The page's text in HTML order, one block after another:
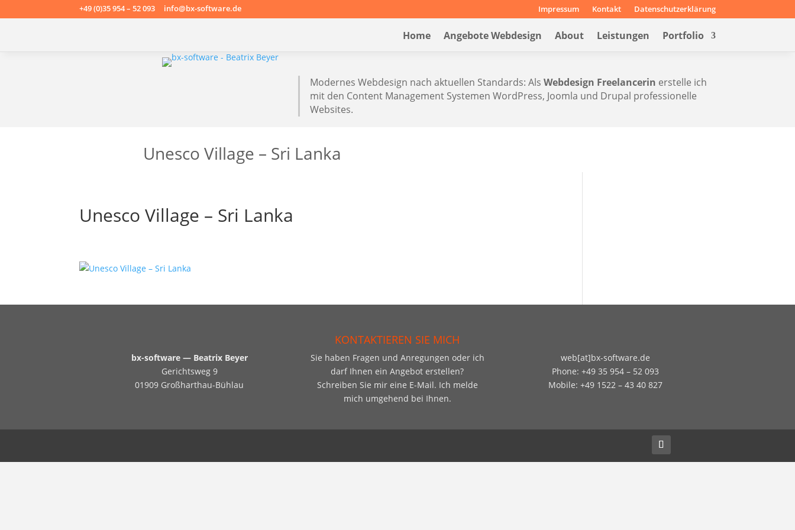
+49 (0)35 954 – 52 093 info@bx-software.de Impressum Kontakt Datenschutzerklärung
Home Angebote Webdesign About Leistungen Portfolio
Modernes Webdesign nach aktuellen Standards: Als Webdesign Freelancerin erstelle ich
mit den Content Management Systemen WordPress, Joomla und Drupal professionelle
Websites.
Unesco Village – Sri Lanka
Unesco Village – Sri Lanka
bx-software — Beatrix Beyer
Gerichtsweg 9
01909 Großharthau-Bühlau
KONTAKTIEREN SIE MICH
Sie haben Fragen und Anregungen oder ich
darf Ihnen ein Angebot erstellen?
Schreiben Sie mir eine E-Mail. Ich melde
mich umgehend bei Ihnen.
web[at]bx-software.de
Phone: +49 35 954 – 52 093
Mobile: +49 1522 – 43 40 827